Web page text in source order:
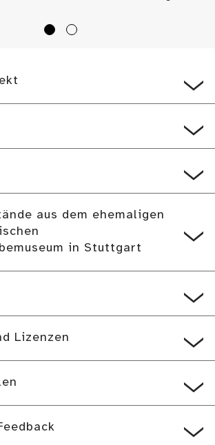
aus dem ehemaligen
in Stuttgart
Lizenzen